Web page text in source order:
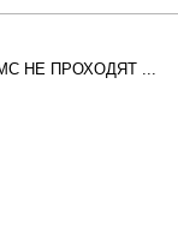
НЕ ПРОХОДЯТ ...